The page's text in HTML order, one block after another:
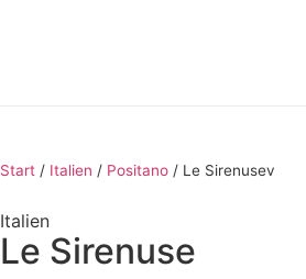
Start / Italien / Positano / Le Sirenusev
Italien
Le Sirenuse